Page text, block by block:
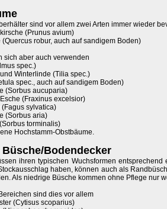
sind vor allem zwei Arten immer wieder
(Prunus avium)
(Quercus robur, auch auf sandigem Boden)
sich aber auch verwenden
spec.)
Winterlinde (Tilia spec.)
spec., auch auf sandigem Boden)
(Sorbus aucuparia)
(Fraxinus excelsior)
(Fagus sylvatica)
(Sorbus aria)
torminalis)
Hochstamm-Obstbäume.
Büsche/Bodendecker
ihren typischen Wuchsformen
haben, können auch als
Als niedrige Büsche kommen ohne Pflege nur
sind dies vor allem
(Cytisus scoparius)